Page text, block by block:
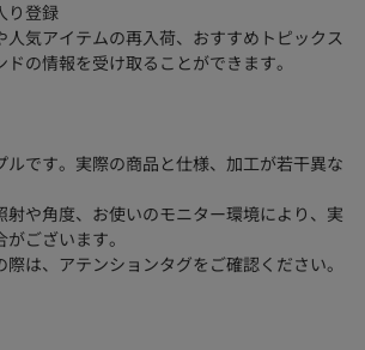
り登録
人気アイテムの再入荷、おすすめトピックス
の情報を受け取ることができます。
です。実際の商品と仕様、加工が若干異な
や角度、お使いのモニター環境により、実
ございます。
は、アテンションタグをご確認ください。